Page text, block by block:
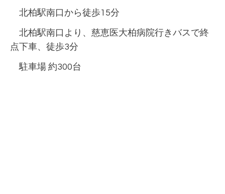
北柏駅南口から徒歩15分
北柏駅南口より、慈恵医大柏病院行きバスで終
点下車、徒歩3分
駐車場 約300台